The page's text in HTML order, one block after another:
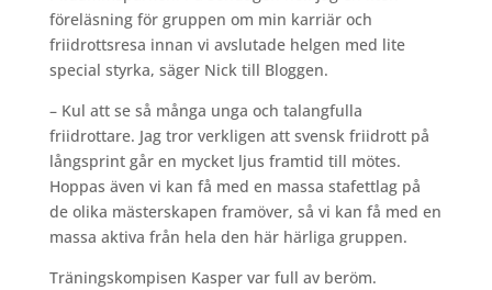
föreläsning för gruppen om min karriär och
friidrottsresa innan vi avslutade helgen med lite
special styrka, säger Nick till Bloggen.
– Kul att se så många unga och talangfulla
friidrottare. Jag tror verkligen att svensk friidrott på
långsprint går en mycket ljus framtid till mötes.
Hoppas även vi kan få med en massa stafettlag på
de olika mästerskapen framöver, så vi kan få med en
massa aktiva från hela den här härliga gruppen.
Träningskompisen Kasper var full av beröm.